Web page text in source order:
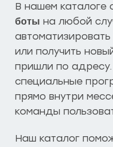
В нашем каталоге
боты на любой
или получить
пришли по адресу.
специальные
прямо внутри
команды
Наш каталог